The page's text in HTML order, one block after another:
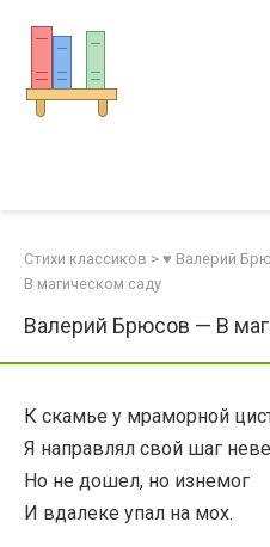
контенту
Стихи классиков > ♥ Валерий
В магическом саду
Валерий Брюсов — В
К скамье у мраморной
Я направлял свой шаг
Но не дошел, но изнемог
И вдалеке упал на мох.